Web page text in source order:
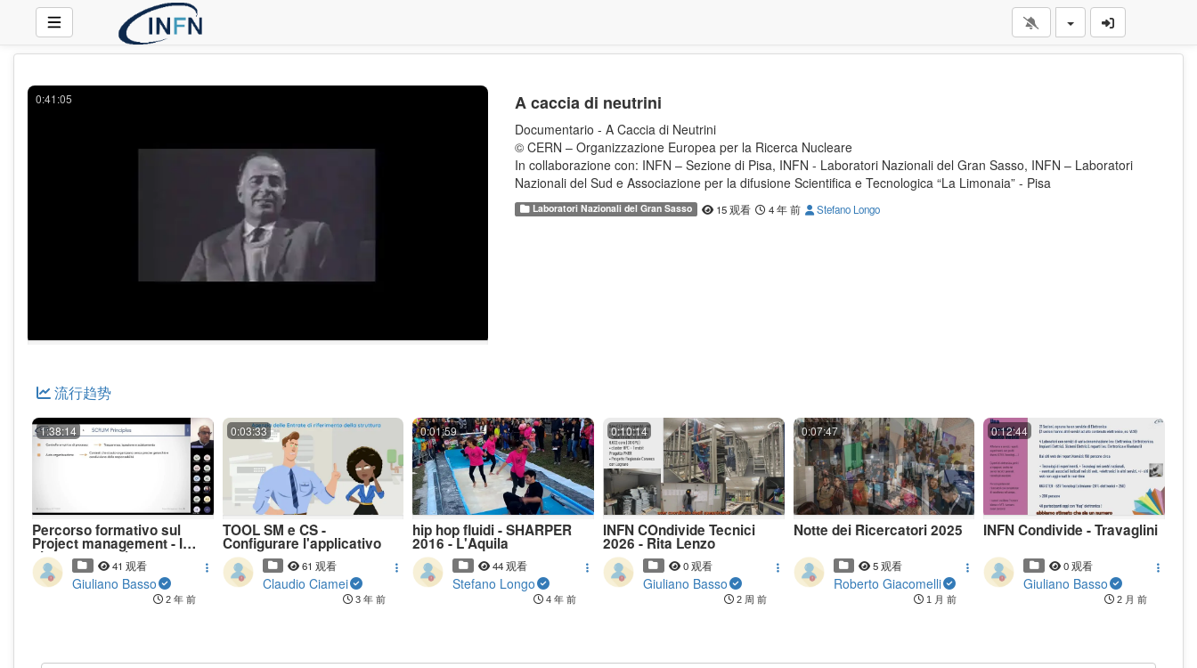
0:41:05 A caccia di neutrini
Documentario - A Caccia di Neutrini
© CERN – Organizzazione Europea per la Ricerca Nucleare
In collaborazione con: INFN – Sezione di Pisa, INFN - Laboratori Nazionali del Gran Sasso, INFN – Laboratori
Nazionali del Sud e Associazione per la difusione Scientifica e Tecnologica “La Limonaia” - Pisa
Laboratori Nazionali del Gran Sasso 15 观看 4 年 前 Stefano Longo
流行趋势
1:38:14
Percorso formativo sul
Project management - I
giornata, sessione
pomeridiana41 观看
Giuliano Basso
2 年 前
0:03:33
TOOL SM e CS -
Configurare l'applicativo
61 观看
Claudio Ciamei
3 年 前
0:01:59
hip hop fluidi - SHARPER
2016 - L'Aquila
44 观看
Stefano Longo
4 年 前
0:10:14
INFN COndivide Tecnici
2026 - Rita Lenzo
0 观看
Giuliano Basso
2 周 前
0:07:47
Notte dei Ricercatori 2025
5 观看
Roberto Giacomelli
1 月 前
0:12:44
INFN Condivide - Travaglini
0 观看
Giuliano Basso
2 月 前